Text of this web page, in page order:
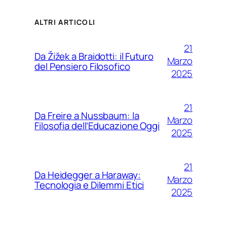
ALTRI ARTICOLI
Da Žižek a Braidotti: il Futuro
del Pensiero Filosofico
21
Marzo
2025
Da Freire a Nussbaum: la
Filosofia dell’Educazione Oggi
21
Marzo
2025
Da Heidegger a Haraway:
Tecnologia e Dilemmi Etici
21
Marzo
2025